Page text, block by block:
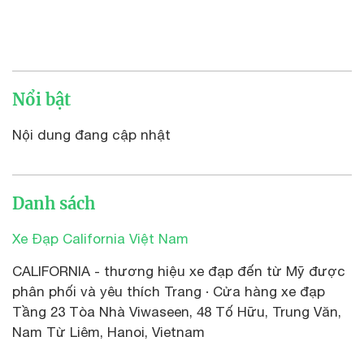
Nổi bật
Nội dung đang cập nhật
Danh sách
Xe Đạp California Việt Nam
CALIFORNIA - thương hiệu xe đạp đến từ Mỹ được
phân phối và yêu thích Trang · Cửa hàng xe đạp
Tầng 23 Tòa Nhà Viwaseen, 48 Tố Hữu, Trung Văn,
Nam Từ Liêm, Hanoi, Vietnam